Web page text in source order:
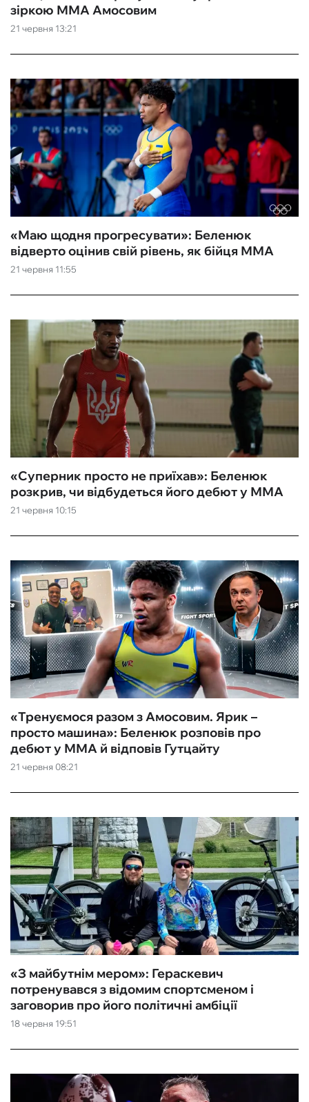
21 червня 13:21
зіркою ММА Амосовим
21 червня 11:55
«Маю щодня прогресувати‎»: Беленюк
відверто оцінив свій рівень, як бійця ММА
21 червня 10:15
«Суперник просто не приїхав‎»: Беленюк
розкрив, чи відбудеться його дебют у ММА
21 червня 08:21
«Тренуємося разом з Амосовим. Ярик –
просто машина»: Беленюк розповів про
дебют у ММА й відповів Гутцайту
18 червня 19:51
«З майбутнім мером‎»: Гераскевич
потренувався з відомим спортсменом і
заговорив про його політичні амбіції